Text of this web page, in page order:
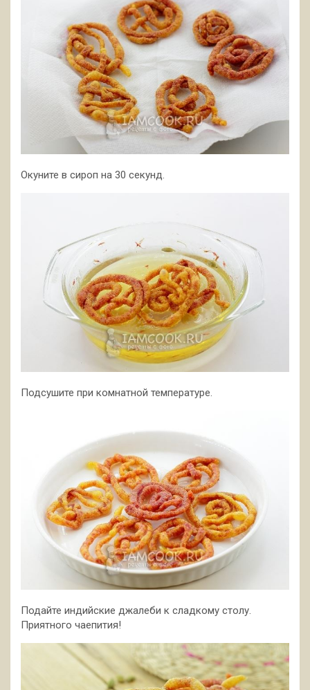
Окуните в сироп на 30 секунд.
Подсушите при комнатной температуре.
Подайте индийские джалеби к сладкому столу.
Приятного чаепития!